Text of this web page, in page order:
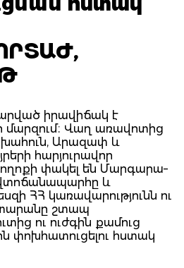
լարված իրավիճակ է
մարզում։ Վաղ առավոտից
Արազափ և
հարյուրավոր
փակել են Մարգարա–
և
ՀՀ կառավարությունն ու
շտապ
ու ուժգին քամուց
փոխհատուցելու հստակ